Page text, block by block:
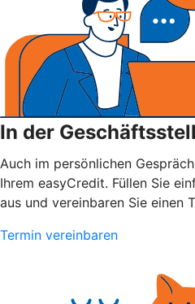
In der
Auch im persönlichen
Ihrem easyCredit. Füllen Sie
aus und vereinbaren Sie einen
Termin vereinbaren